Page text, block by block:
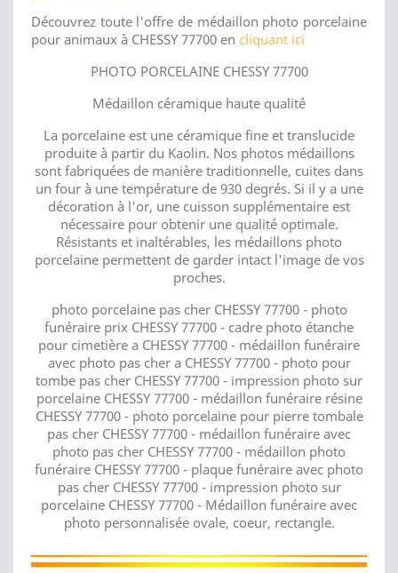
Découvrez toute l'offre de médaillon photo porcelaine
pour animaux à CHESSY 77700 en cliquant ici
PHOTO PORCELAINE CHESSY 77700
Médaillon céramique haute qualité
La porcelaine est une céramique fine et translucide
produite à partir du Kaolin. Nos photos médaillons
sont fabriquées de manière traditionnelle, cuites dans
un four à une température de 930 degrés. Si il y a une
décoration à l'or, une cuisson supplémentaire est
nécessaire pour obtenir une qualité optimale.
Résistants et inaltérables, les médaillons photo
porcelaine permettent de garder intact l'image de vos
proches.
photo porcelaine pas cher CHESSY 77700 - photo
funéraire prix CHESSY 77700 - cadre photo étanche
pour cimetière a CHESSY 77700 - médaillon funéraire
avec photo pas cher a CHESSY 77700 - photo pour
tombe pas cher CHESSY 77700 - impression photo sur
porcelaine CHESSY 77700 - médaillon funéraire résine
CHESSY 77700 - photo porcelaine pour pierre tombale
pas cher CHESSY 77700 - médaillon funéraire avec
photo pas cher CHESSY 77700 - médaillon photo
funéraire CHESSY 77700 - plaque funéraire avec photo
pas cher CHESSY 77700 - impression photo sur
porcelaine CHESSY 77700 - Médaillon funéraire avec
photo personnalisée ovale, coeur, rectangle.